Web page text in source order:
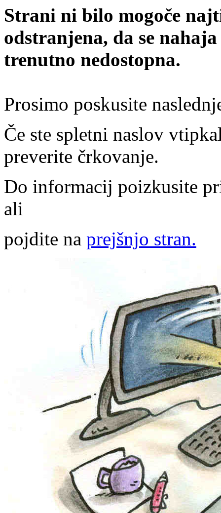
Strani ni bilo mogoče
odstranjena, da se
trenutno nedostopna.
Prosimo poskusite
Če ste spletni naslov
preverite črkovanje.
Do informacij poizkusite
ali
pojdite na prejšnjo stran.